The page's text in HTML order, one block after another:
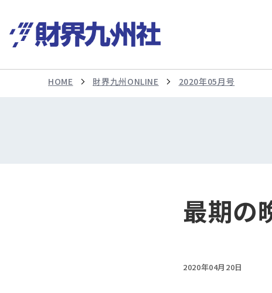
HOME 財界九州ONLINE 2020年05月号
最期の
2020年04月20日